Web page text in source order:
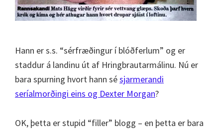
Hann er s.s. “sérfræðingur í blóðferlum” og er
staddur á landinu út af Hringbrautarmálinu. Nú er
bara spurning hvort hann sésjarmerandi
seríalmorðingi eins og Dexter Morgan?
OK, þetta er stupid “filler” blogg – en þetta er bara